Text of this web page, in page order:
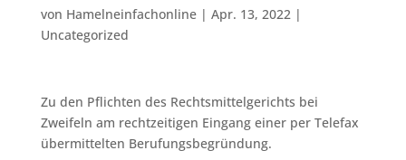
von Hamelneinfachonline| Apr. 13, 2022|
Uncategorized
Zu den Pflichten des Rechtsmittelgerichts bei
Zweifeln am rechtzeitigen Eingang einer per Telefax
übermittelten Berufungsbegründung.